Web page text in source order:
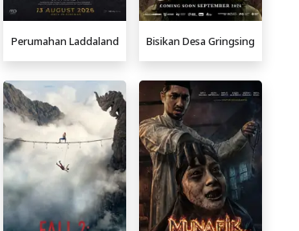
Perumahan Laddaland Bisikan Desa Gringsing